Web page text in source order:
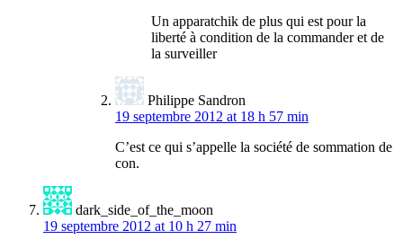
Un apparatchik de plus qui est pour la
liberté à condition de la commander et de
la surveiller
Philippe Sandron
19 septembre 2012 at 18 h 57 min
C’est ce qui s’appelle la société de sommation de
con.
dark_side_of_the_moon
19 septembre 2012 at 10 h 27 min